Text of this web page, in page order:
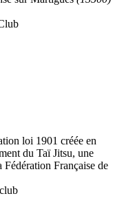
loi 1901 créée en
du Taï Jitsu, une
Française de